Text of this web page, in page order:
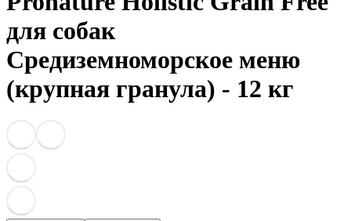
для собак
Средиземноморское меню
(крупная гранула) - 12 кг